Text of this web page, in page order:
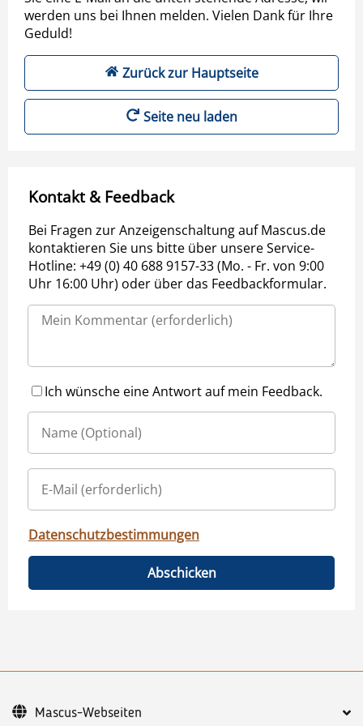
werden uns bei Ihnen melden. Vielen Dank für Ihre
Geduld!
Zurück zur Hauptseite
Seite neu laden
Kontakt & Feedback
Bei Fragen zur Anzeigenschaltung auf Mascus.de
kontaktieren Sie uns bitte über unsere Service-
Hotline: +49 (0) 40 688 9157-33 (Mo. - Fr. von 9:00
Uhr 16:00 Uhr) oder über das Feedbackformular.
Ich wünsche eine Antwort auf mein Feedback.
Datenschutzbestimmungen
Abschicken
Mascus-Webseiten